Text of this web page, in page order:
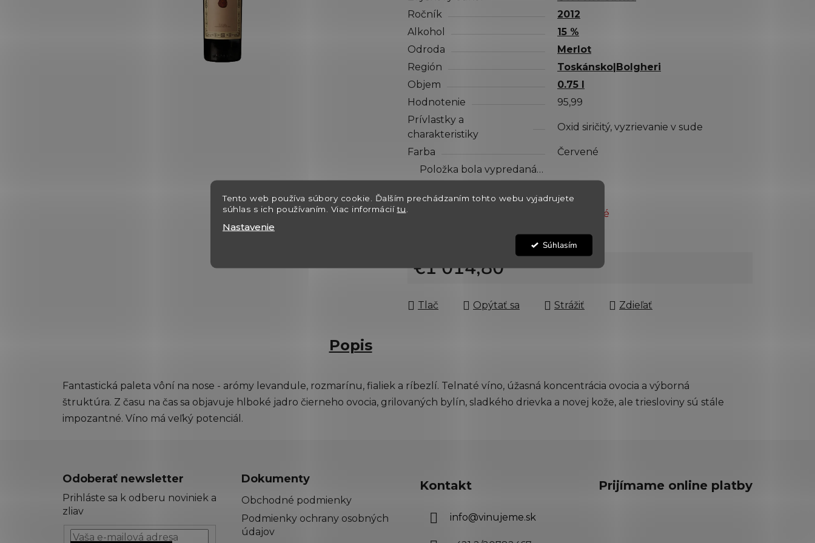
Tento web používa súbory cookie. Ďalším prechádzaním tohto webu vyjadrujete
súhlas s ich používaním. Viac informáciítu
Nastavenie
Súhlasím
hviezdičiek.
Ročník
2012
Alkohol
15 %
Odroda
Merlot
Región
Toskánsko|Bolgheri
Objem
0.75 l
Hodnotenie
95,99
Prívlastky a
charakteristiky
Oxid siričitý, vyzrievanie v sude
Farba
Červené
Položka bola vypredaná…
Položka bola vypredaná…
Vypredané
4165
€1 014,80
Tlač
Opýtať sa Strážiť Zdieľať
Popis
Fantastická paleta vôní na nose - arómy levandule, rozmarínu, fialiek a ríbezlí. Telnaté víno, úžasná koncentrácia ovocia a výborná
štruktúra. Z času na čas sa objavuje hlboké jadro čierneho ovocia, grilovaných bylín, sladkého drievka a novej kože, ale triesloviny sú stále
impozantné. Víno má veľký potenciál.
Odoberať newsletter
Prihláste sa k odberu noviniek a
zliav
Dokumenty
Obchodné podmienky
Podmienky ochrany osobných
údajov
Kontakt
info@vinujeme.sk
Prijímame online platby